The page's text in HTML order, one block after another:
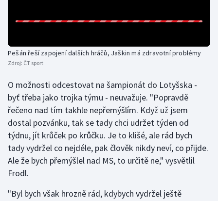
Parasport
Plavání
Plážový volejbal
Ragby
Rychlobruslení
Rychlostní kanoistika
Short track
Pešán řeší zapojení dalších hráčů, Jaškin má zdravotní problémy
Zdroj: ČT sport
O možnosti odcestovat na šampionát do Lotyšska -
byť třeba jako trojka týmu - neuvažuje. "Popravdě
řečeno nad tím takhle nepřemýšlím. Když už jsem
dostal pozvánku, tak se tady chci udržet týden od
týdnu, jít krůček po krůčku. Je to klišé, ale rád bych
tady vydržel co nejdéle, pak člověk nikdy neví, co přijde.
Ale že bych přemýšlel nad MS, to určitě ne," vysvětlil
Frodl.
"Byl bych však hrozně rád, kdybych vydržel ještě